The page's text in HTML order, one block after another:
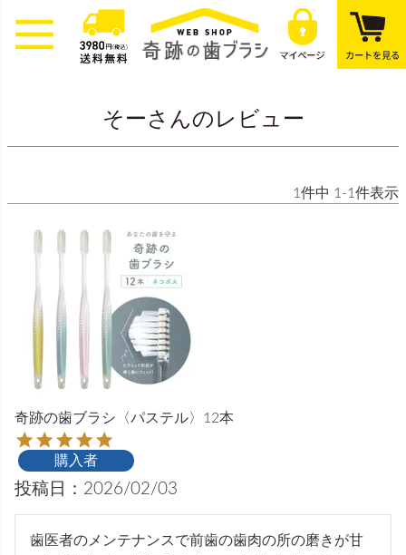
そーさんのレビュー
1 件中 1 -1 件表示
奇跡の歯ブラシ〈パステル〉12本
購入者
投稿日 2026/02/03
歯医者のメンテナンスで前歯の歯肉の所の磨きが甘